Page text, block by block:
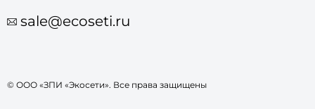
sale@ecoseti.ru
© ООО «ЗПИ «Экосети». Все права защищены